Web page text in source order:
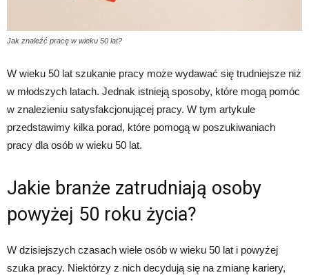
urodę
Jak znaleźć pracę w wieku 50 lat?
W wieku 50 lat szukanie pracy może wydawać się trudniejsze niż
w młodszych latach. Jednak istnieją sposoby, które mogą pomóc
w znalezieniu satysfakcjonującej pracy. W tym artykule
przedstawimy kilka porad, które pomogą w poszukiwaniach
pracy dla osób w wieku 50 lat.
Jakie branże zatrudniają osoby
powyżej 50 roku życia?
W dzisiejszych czasach wiele osób w wieku 50 lat i powyżej
szuka pracy. Niektórzy z nich decydują się na zmianę kariery,